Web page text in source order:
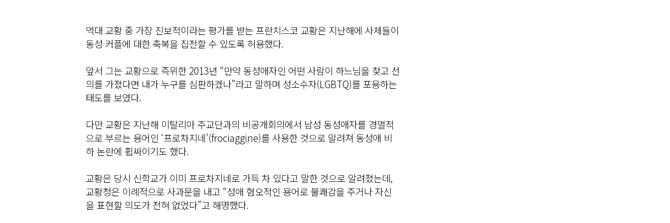
역대 교황 중 가장 진보적이라는 평가를 받는 프란치스코 교황은 지난해에 사제들이
동성 커플에 대한 축복을 집전할 수 있도록 허용했다.
앞서 그는 교황으로 즉위한 2013년 “만약 동성애자인 어떤 사람이 하느님을 찾고 선
의를 가졌다면 내가 누구를 심판하겠나”라고 말하며 성소수자(LGBTQ)를 포용하는
태도를 보였다.
다만 교황은 지난해 이탈리아 주교단과의 비공개회의에서 남성 동성애자를 경멸적
으로 부르는 용어인 ‘프로차지네’(frociaggine)를 사용한 것으로 알려져 동성애 비
하 논란에 휩싸이기도 했다.
교황은 당시 신학교가 이미 프로차지네로 가득 차 있다고 말한 것으로 알려졌는데,
교황청은 이례적으로 사과문을 내고 “성애 혐오적인 용어로 불쾌감을 주거나 자신
을 표현할 의도가 전혀 없었다”고 해명했다.